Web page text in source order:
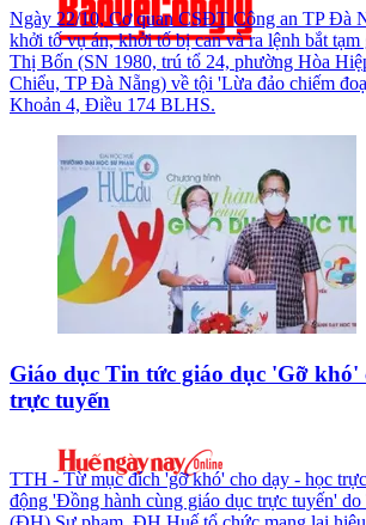
Ngày 22/10, Cơ quan CSĐT Công an TP Đà
khởi tố vụ án, khởi tố bị can và ra lệnh bắt
Thị Bốn (SN 1980, trú tổ 24, phường Hòa
Chiểu, TP Đà Nẵng) về tội 'Lừa đảo chiếm
Khoản 4, Điều 174 BLHS.
Giáo dục Tin tức giáo dục 'Gỡ khó'
trực tuyến
TTH - Từ mục đích 'gỡ khó' cho dạy - học
động 'Đồng hành cùng giáo dục trực tuyến'